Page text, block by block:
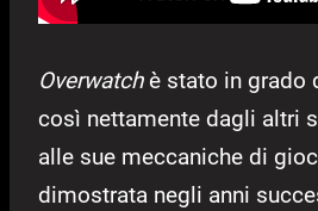
Overwatchè stato in grado
così nettamente dagli altri
alle sue meccaniche di
dimostrata negli anni